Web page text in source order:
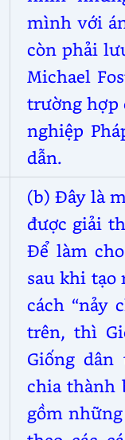
mình với
còn phải
Michael
trường hợp
nghiệp
dẫn.
(b) Đây là
được giải
Để làm
sau khi tạo
cách “nảy
trên, thì
Giống
chia thành
gồm